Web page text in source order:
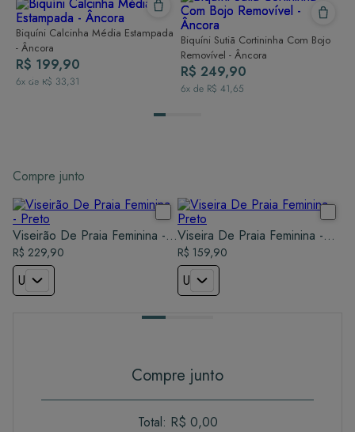
Biquíni Calcinha Média Estampada
- Âncora
R$ 199,90
6x de R$ 33,31
Biquíni Sutiã Cortininha Com Bojo
Removível - Âncora
R$ 249,90
6x de R$ 41,65
Compre junto
Viseirão De Praia Feminina -
Preto
R$ 229,90
U
Viseira De Praia Feminina -
Preto
R$ 159,90
U
Compre junto
Total: R$ 0,00